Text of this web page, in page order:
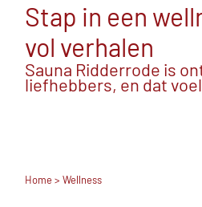
Stap in een
vol verhalen
Sauna Ridderrode is
liefhebbers, en dat
Home> Wellness